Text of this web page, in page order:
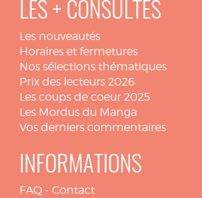
LES + CONSULTÉS
Les nouveautés
Horaires et fermetures
Nos sélections thématiques
Prix des lecteurs 2026
Les coups de coeur 2025
Les Mordus du Manga
Vos derniers commentaires
INFORMATIONS
FAQ - Contact